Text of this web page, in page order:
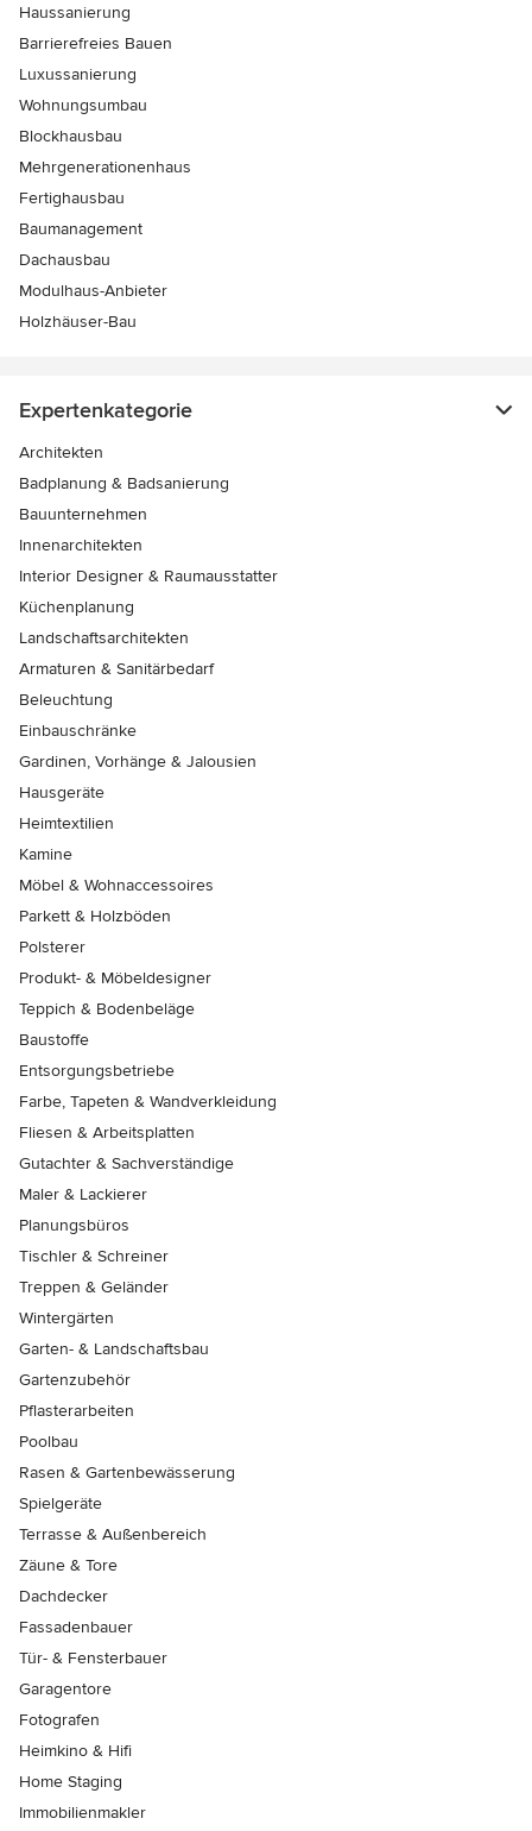
Haussanierung
Barrierefreies Bauen
Luxussanierung
Wohnungsumbau
Blockhausbau
Mehrgenerationenhaus
Fertighausbau
Baumanagement
Dachausbau
Modulhaus-Anbieter
Holzhäuser-Bau
Expertenkategorie
Architekten
Badplanung & Badsanierung
Bauunternehmen
Innenarchitekten
Interior Designer & Raumausstatter
Küchenplanung
Landschaftsarchitekten
Armaturen & Sanitärbedarf
Beleuchtung
Einbauschränke
Gardinen, Vorhänge & Jalousien
Hausgeräte
Heimtextilien
Kamine
Möbel & Wohnaccessoires
Parkett & Holzböden
Polsterer
Produkt- & Möbeldesigner
Teppich & Bodenbeläge
Baustoffe
Entsorgungsbetriebe
Farbe, Tapeten & Wandverkleidung
Fliesen & Arbeitsplatten
Gutachter & Sachverständige
Maler & Lackierer
Planungsbüros
Tischler & Schreiner
Treppen & Geländer
Wintergärten
Garten- & Landschaftsbau
Gartenzubehör
Pflasterarbeiten
Poolbau
Rasen & Gartenbewässerung
Spielgeräte
Terrasse & Außenbereich
Zäune & Tore
Dachdecker
Fassadenbauer
Tür- & Fensterbauer
Garagentore
Fotografen
Heimkino & Hifi
Home Staging
Immobilienmakler